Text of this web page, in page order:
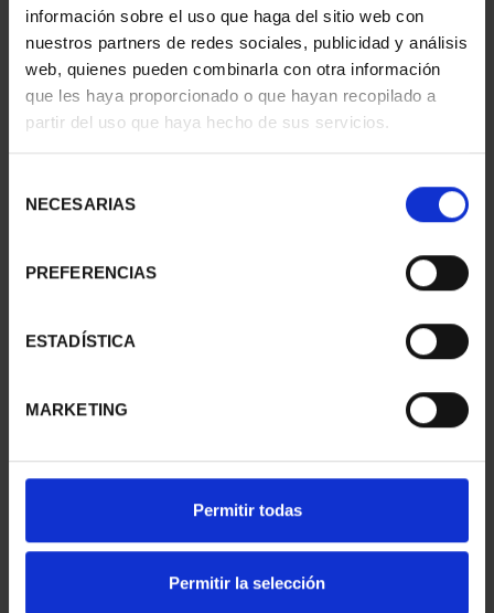
información sobre el uso que haga del sitio web con
nuestros partners de redes sociales, publicidad y análisis
web, quienes pueden combinarla con otra información
que les haya proporcionado o que hayan recopilado a
partir del uso que haya hecho de sus servicios.
NECESARIAS
PREFERENCIAS
ESTADÍSTICA
MARKETING
Permitir todas
Permitir la selección
SUSCRIPCIÓN
CAPITALES DE
PROVINCIA 1
949,00 €
Sólo para usuarios
registrados
SUSCRIPCIÓN
CAPITALES DE
PROVINCIA 2
949,00 €
Sólo para usuarios
registrados
PROVINCIA 3
PROVINCIA 4